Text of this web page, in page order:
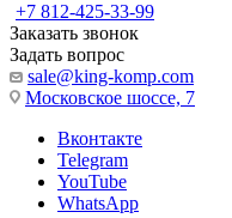
+7 812-425-33-99
Заказать звонок
Задать вопрос
sale@king-komp.com
Московское шоссе, 7
Вконтакте
Telegram
YouTube
WhatsApp